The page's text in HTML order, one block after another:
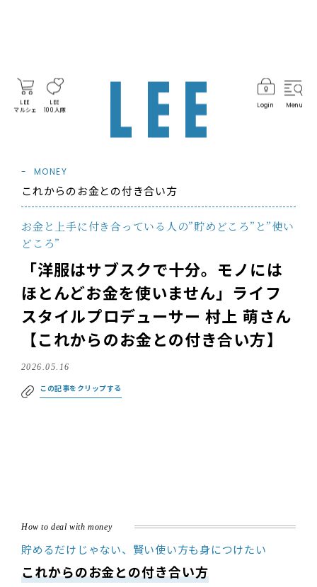
LEE
マルシェ
LEE
100人隊
Login Menu
MONEY
これからのお金との付き合い方
お金と上手に付き合っている人の”貯めどころ”と”使い
どころ”
「洋服はサブスクで十分。モノには
ほとんどお金を使いません」ライフ
スタイルプロデューサー 村上 萌さん
【これからのお金との付き合い方】
2026.05.16
この記事をクリップする
How to deal with money
貯めるだけじゃない、賢い使い方も身につけたい
これからのお金との付き合い方